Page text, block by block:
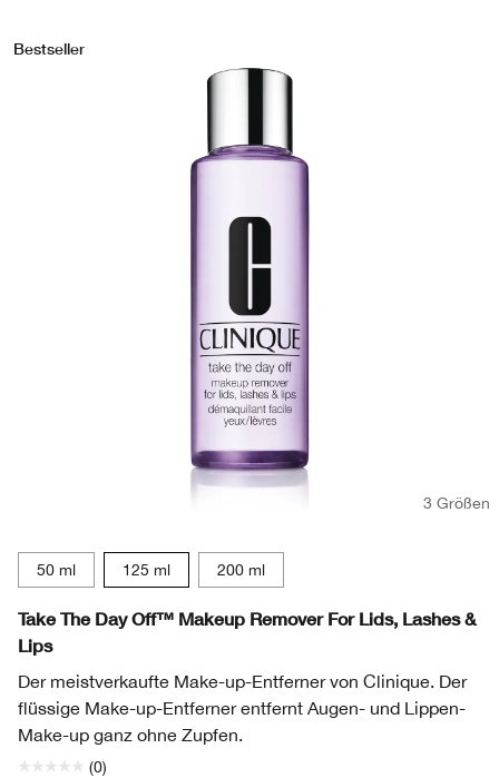
Bestseller
3 Größen
50 ml 125 ml 200 ml
Take The Day Off™ Makeup Remover For Lids, Lashes &
Lips
Der meistverkaufte Make-up-Entferner von Clinique. Der
flüssige Make-up-Entferner entfernt Augen- und Lippen-
Make-up ganz ohne Zupfen.
(0)